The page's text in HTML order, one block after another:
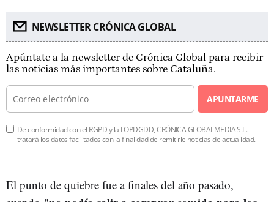
NEWSLETTER CRÓNICA GLOBAL
Apúntate a la newsletter de Crónica Global para recibir
las noticias más importantes sobre Cataluña.
APUNTARME
De conformidad con el RGPD y la LOPDGDD, CRÓNICA GLOBALMEDIA S.L.
tratará los datos facilitados con la finalidad de remitirle noticias de actualidad.
El punto de quiebre fue a finales del año pasado,